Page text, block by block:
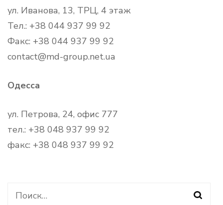
ул. Иванова, 13, ТРЦ, 4 этаж
Тел.: +38 044 937 99 92
Факс: +38 044 937 99 92
contact@md-group.net.ua
Одесса
ул. Петрова, 24, офис 777
тел.: +38 048 937 99 92
факс: +38 048 937 99 92
Найти: